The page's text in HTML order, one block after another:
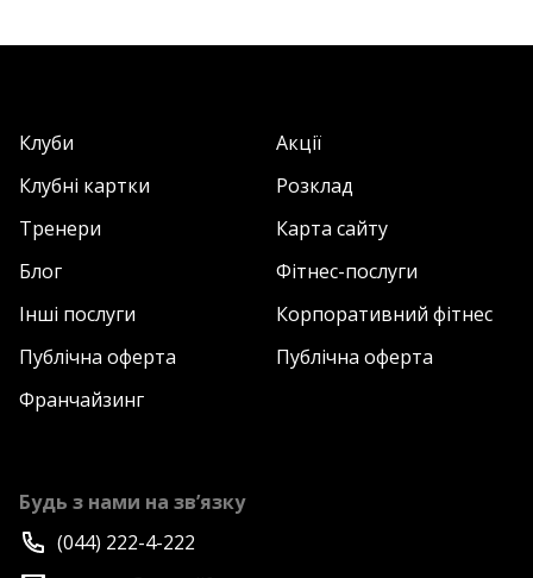
Клуби
Акції
Клубні картки
Розклад
Тренери
Карта сайту
Блог
Фітнес-послуги
Інші послуги
Корпоративний фітнес
Публічна оферта
Публічна оферта
Франчайзинг
Будь з нами на зв’язку
(044) 222-4-222